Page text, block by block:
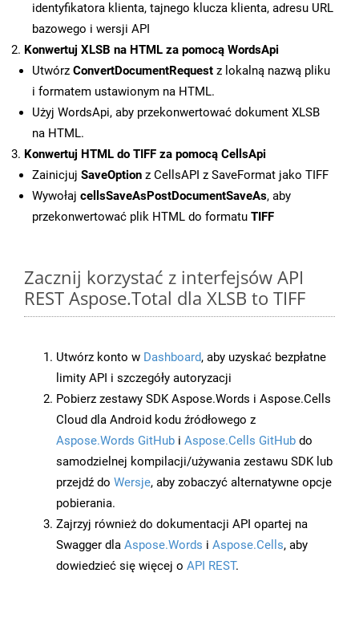
identyfikatora klienta, tajnego klucza klienta, adresu URL
bazowego i wersji API
Konwertuj XLSB na HTML za pomocą WordsApi
Utwórz ConvertDocumentRequest z lokalną nazwą pliku
i formatem ustawionym na HTML.
Użyj WordsApi, aby przekonwertować dokument XLSB
na HTML.
Konwertuj HTML do TIFF za pomocą CellsApi
Zainicjuj SaveOption z CellsAPI z SaveFormat jako TIFF
Wywołaj cellsSaveAsPostDocumentSaveAs, aby
przekonwertować plik HTML do formatu TIFF
Zacznij korzystać z interfejsów API
REST Aspose.Total dla XLSB to TIFF
Utwórz konto w Dashboard, aby uzyskać bezpłatne
limity API i szczegóły autoryzacji
Pobierz zestawy SDK Aspose.Words i Aspose.Cells
Cloud dla Android kodu źródłowego z
Aspose.Words GitHub i Aspose.Cells GitHub do
samodzielnej kompilacji/używania zestawu SDK lub
przejdź do Wersje, aby zobaczyć alternatywne opcje
pobierania.
Zajrzyj również do dokumentacji API opartej na
Swagger dla Aspose.Words i Aspose.Cells, aby
dowiedzieć się więcej o API REST.